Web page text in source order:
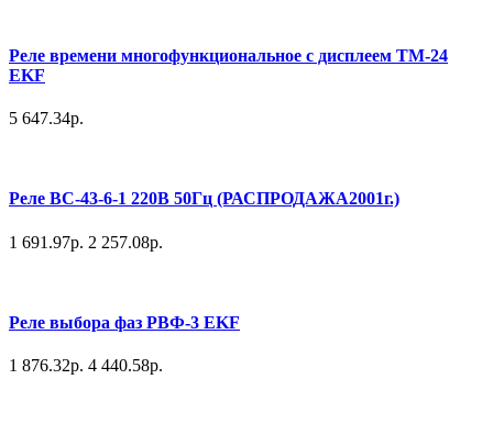
Реле времени многофункциональное с дисплеем ТМ-24
EKF
5 647.34р.
Реле ВС-43-6-1 220В 50Гц (РАСПРОДАЖА2001г.)
1 691.97р. 2 257.08р.
Реле выбора фаз РВФ-3 EKF
1 876.32р. 4 440.58р.